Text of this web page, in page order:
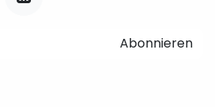
Abonnieren